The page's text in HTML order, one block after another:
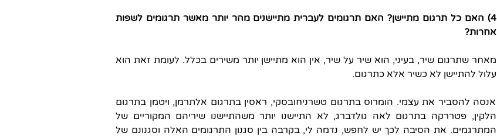
4) האם כל תרגום מתיישן? האם תרגומים לעברית מתיישנים מהר יותר מאשר תרגומים לשפות
אחרות?
מאחר שתרגום שיר, בעיני, הוא שיר על שיר, אין הוא מתיישן יותר משירים בכלל. לעומת זאת הוא
עלול להתיישן לא כשיר אלא כתרגום.
אנסה להסביר את עצמי. הומרוס בתרגום טשרניחובסקי, ראסין בתרגום אלתרמן, ויטמן בתרגום
הלקין, פטררקה בתרגום לאה גולדברג, לא התיישנו יותר משהתיישנו שיריהם המקוריים של
המתרגמים. את הסיבה לכך יש לחפש, נדמה לי, בקִרבה בין סגנון התרגומים האלה וסגנונם של